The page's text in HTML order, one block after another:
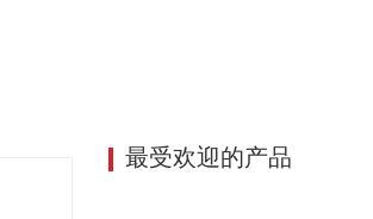
最受欢迎的产品